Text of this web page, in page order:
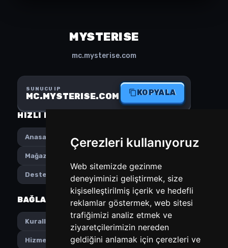
Çerezleri kullanıyoruz
Web sitemizde gezinme
deneyiminizi geliştirmek, size
kişiselleştirilmiş içerik ve hedefli
reklamlar göstermek, web sitesi
trafiğimizi analiz etmek ve
ziyaretçilerimizin nereden
geldiğini anlamak için çerezleri ve
MYSTERISE
mc.mysterise.com
SUNUCU IP
MC.MYSTERISE.COM KOPYALA
HIZLI MENÜ
Anasayfa
Mağaza
Destek
Instagram
BAĞLANTILAR
Kurallar
Hizmet Şartları
TERCIHLER
Türkçe
CNY